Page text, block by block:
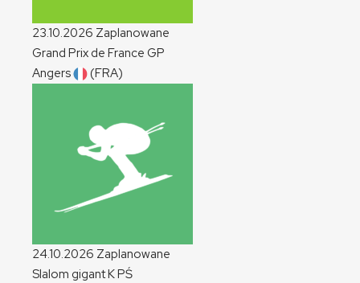
23.10.2026 Zaplanowane
Grand Prix de France GP
Angers
(FRA)
24.10.2026 Zaplanowane
Slalom gigantKPŚ